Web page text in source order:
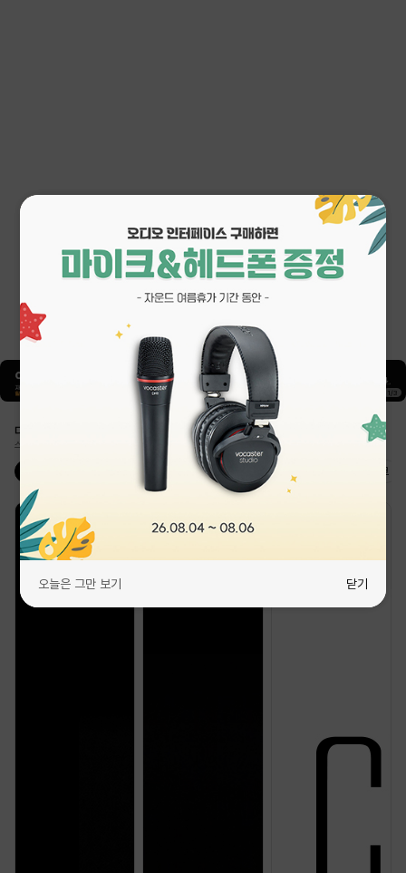
1 / 3
다양한 용도별 마이크
스튜디오급 음질을 위한 필수템
USB 마이크 무선 마이크 비디오 마이크
오늘은 그만 보기 닫기
오늘은 그만 보기 닫기